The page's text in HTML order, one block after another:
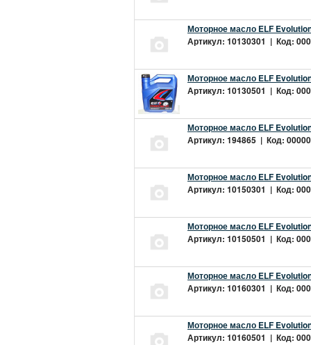
Моторное масло ELF
Артикул: 10130301 | Код:
Моторное масло ELF
Артикул: 10130501 | Код:
Моторное масло ELF
Артикул: 194865 | Код:
Моторное масло ELF
Артикул: 10150301 | Код:
Моторное масло ELF
Артикул: 10150501 | Код:
Моторное масло ELF
Артикул: 10160301 | Код:
Моторное масло ELF
Артикул: 10160501 | Код: